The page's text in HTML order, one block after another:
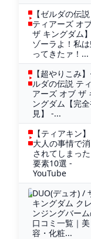
【ゼルダの伝説
ティアーズ オ
ザ キングダム】
ゾーラよ！私
ってきたァ！...
【超やりこみ
ルダの伝説 ティ
アーズ オブ ザ
ングダム【完
見】 -...
【ティアキン】
大人の事情で消
されてしまった
要素10選 -
YouTube
DUO(デュオ) /
キングダム クレ
ンジングバー
口コミ一覧｜美
容・化粧...